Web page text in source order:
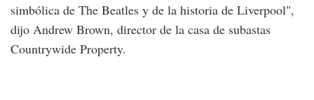
simbólica de The Beatles y de la historia de Liverpool",
dijo Andrew Brown, director de la casa de subastas
Countrywide Property.